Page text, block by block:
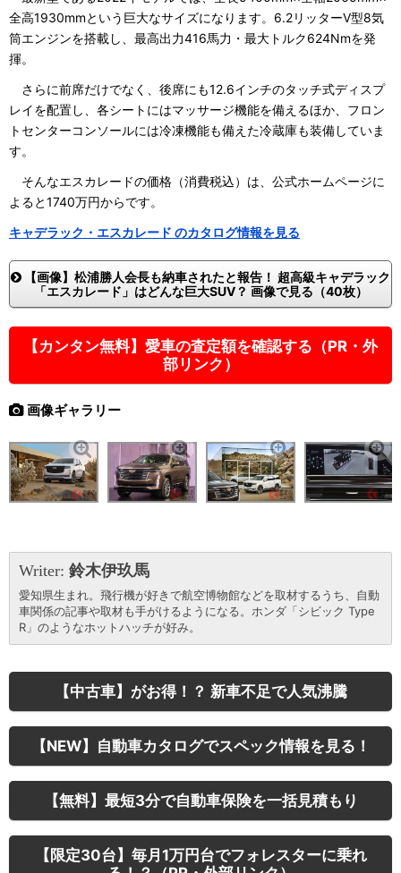
全高1930mmという巨大なサイズになります。6.2リッターV型8気
筒エンジンを搭載し、最高出力416馬力・最大トルク624Nmを発
揮。
さらに前席だけでなく、後席にも12.6インチのタッチ式ディスプ
レイを配置し、各シートにはマッサージ機能を備えるほか、フロン
トセンターコンソールには冷凍機能も備えた冷蔵庫も装備していま
す。
そんなエスカレードの価格（消費税込）は、公式ホームページに
よると1740万円からです。
キャデラック・エスカレード のカタログ情報を見る
【画像】松浦勝人会長も納車されたと報告！ 超高級キャデラック
「エスカレード」はどんな巨大SUV？ 画像で見る（40枚）
【カンタン無料】愛車の査定額を確認する（PR・外
部リンク）
画像ギャラリー
Writer: 鈴木伊玖馬
愛知県生まれ。飛行機が好きで航空博物館などを取材するうち、自動
車関係の記事や取材も手がけるようになる。ホンダ「シビック Type
R」のようなホットハッチが好み。
【中古車】がお得！？ 新車不足で人気沸騰
【NEW】自動車カタログでスペック情報を見る！
【無料】最短3分で自動車保険を一括見積もり
【限定30台】毎月1万円台でフォレスターに乗れ